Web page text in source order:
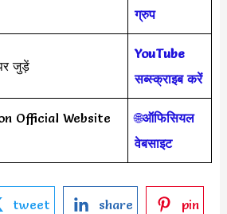
ग्रुप
जुड़ें
YouTube
सब्स्क्राइब करें
Official Website
🌐ऑफिसियल
वेबसाइट
tweet share pin